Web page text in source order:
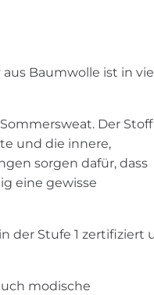
Baumwolle ist in
Der
und die innere,
sorgen dafür, dass
eine gewisse
der Stufe 1 zertifiziert
modische